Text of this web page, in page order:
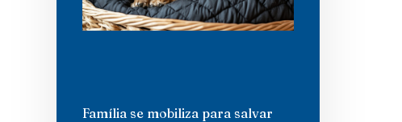
Família se mobiliza para salvar